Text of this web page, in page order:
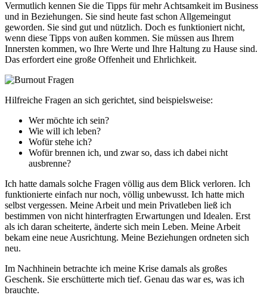
Vermutlich kennen Sie die Tipps für mehr Achtsamkeit im Business
und in Beziehungen. Sie sind heute fast schon Allgemeingut
geworden. Sie sind gut und nützlich. Doch es funktioniert nicht,
wenn diese Tipps von außen kommen. Sie müssen aus Ihrem
Innersten kommen, wo Ihre Werte und Ihre Haltung zu Hause sind.
Das erfordert eine große Offenheit und Ehrlichkeit.
Hilfreiche Fragen an sich gerichtet, sind beispielsweise:
Wer möchte ich sein?
Wie will ich leben?
Wofür stehe ich?
Wofür brennen ich, und zwar so, dass ich dabei nicht
ausbrenne?
Ich hatte damals solche Fragen völlig aus dem Blick verloren. Ich
funktionierte einfach nur noch, völlig unbewusst. Ich hatte mich
selbst vergessen. Meine Arbeit und mein Privatleben ließ ich
bestimmen von nicht hinterfragten Erwartungen und Idealen. Erst
als ich daran scheiterte, änderte sich mein Leben. Meine Arbeit
bekam eine neue Ausrichtung. Meine Beziehungen ordneten sich
neu.
Im Nachhinein betrachte ich meine Krise damals als großes
Geschenk. Sie erschütterte mich tief. Genau das war es, was ich
brauchte.